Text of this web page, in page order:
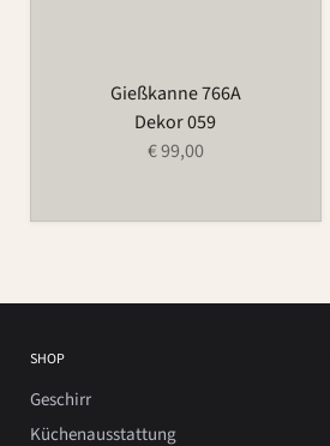
Gießkanne 766A
Dekor 059
€ 99,00
SHOP
Geschirr
Küchenausstattung